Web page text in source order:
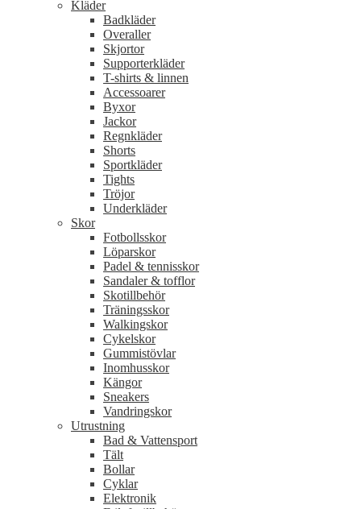
Kläder
Badkläder
Overaller
Skjortor
Supporterkläder
T-shirts & linnen
Accessoarer
Byxor
Jackor
Regnkläder
Shorts
Sportkläder
Tights
Tröjor
Underkläder
Skor
Fotbollsskor
Löparskor
Padel & tennisskor
Sandaler & tofflor
Skotillbehör
Träningsskor
Walkingskor
Cykelskor
Gummistövlar
Inomhusskor
Kängor
Sneakers
Vandringskor
Utrustning
Bad & Vattensport
Tält
Bollar
Cyklar
Elektronik